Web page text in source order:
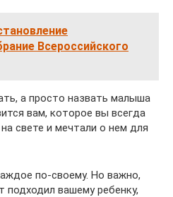
Всероссийского
а просто назвать малыша
вам, которое вы всегда
свете и мечтали о нем для
по-своему. Но важно,
вашему ребенку,